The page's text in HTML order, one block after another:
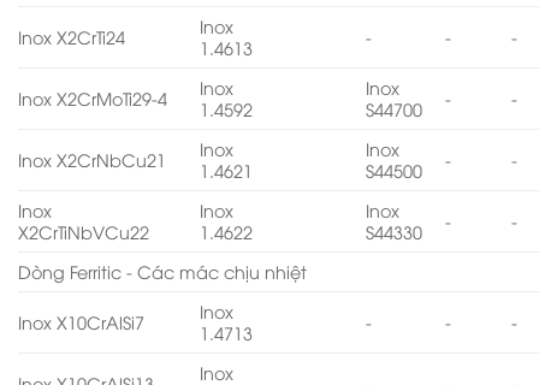
Inox X2CrTi24
Inox
1.4613
- - -
Inox X2CrMoTi29-4
Inox
1.4592
Inox
S44700
- -
Inox X2CrNbCu21
Inox
1.4621
Inox
S44500
- -
Inox
X2CrTiNbVCu22
Inox
1.4622
Inox
S44330
- -
Dòng Ferritic - Các mác chịu nhiệt
Inox X10CrAlSi7
Inox
1.4713
- - -
Inox